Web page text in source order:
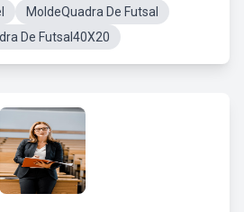
MoldeQuadra De Futsal
De Futsal40X20